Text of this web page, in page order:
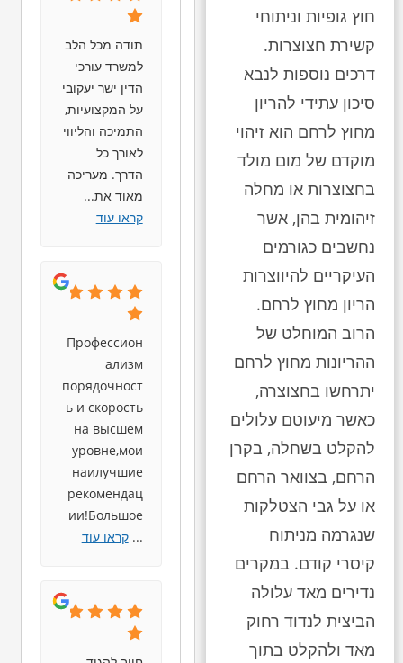
חוץ גופיות וניתוחי
קשירת חצוצרות.
דרכים נוספות לנבא
סיכון עתידי להריון
מחוץ לרחם הוא זיהוי
מוקדם של מום מולד
בחצוצרות או מחלה
זיהומית בהן, אשר
נחשבים כגורמים
העיקריים להיווצרות
הריון מחוץ לרחם.
הרוב המוחלט של
ההריונות מחוץ לרחם
יתרחשו בחצוצרה,
כאשר מיעוטם עלולים
להקלט בשחלה, בקרן
הרחם, בצוואר הרחם
או על גבי הצטלקות
שנגרמה מניתוח
קיסרי קודם. במקרים
נדירים מאד עלולה
הביצית לנדוד רחוק
מאד ולהקלט בתוך
תודה מכל הלב
למשרד עורכי
הדין ישר יעקובי
על המקצועיות,
התמיכה והליווי
לאורך כל
הדרך. מעריכה
מאוד את...
קראו עוד
Профессион
ализм
порядочност
ь и скорость
на высшем
уровне,мои
наилучшие
рекомендац
ии!Большое
...קראו עוד